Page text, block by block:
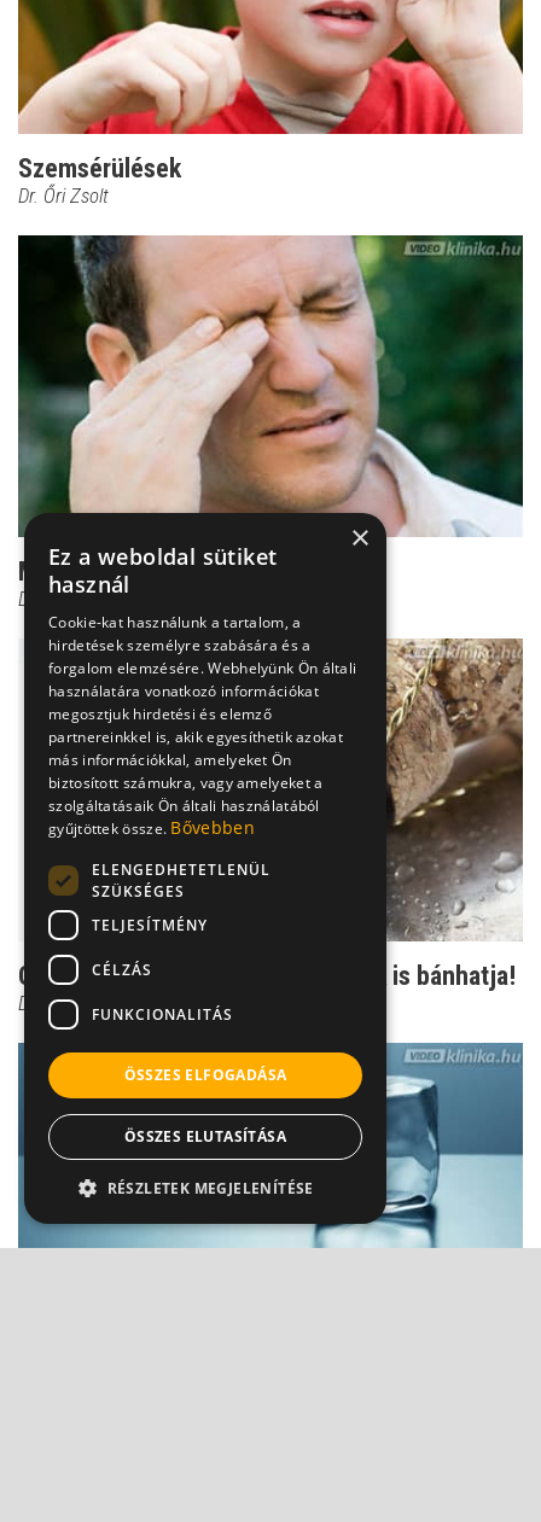
Szemsérülések
Dr. Őri Zsolt
Maró szemsérülések
Dr. Őri Zsolt
Óvatlan pezsgőbontás - a szemünk is bánhatja!
Dr. Őri Zsolt
×
Ez a weboldal sütiket
használ
Cookie-kat használunk a tartalom, a
hirdetések személyre szabására és a
forgalom elemzésére. Webhelyünk Ön általi
használatára vonatkozó információkat
megosztjuk hirdetési és elemző
partnereinkkel is, akik egyesíthetik azokat
más információkkal, amelyeket Ön
biztosított számukra, vagy amelyeket a
szolgáltatásaik Ön általi használatából
gyűjtöttek össze. Bővebben
ELENGEDHETETLENÜL
SZÜKSÉGES
TELJESÍTMÉNY
CÉLZÁS
FUNKCIONALITÁS
ÖSSZES ELFOGADÁSA
ÖSSZES ELUTASÍTÁSA
RÉSZLETEK MEGJELENÍTÉSE